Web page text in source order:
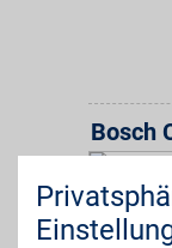
20,8